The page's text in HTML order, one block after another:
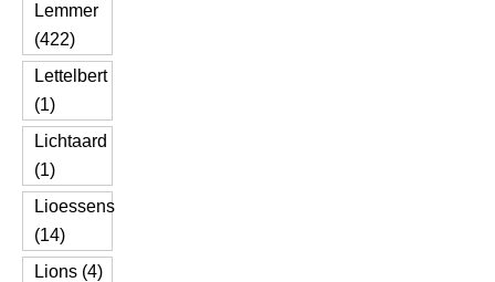
Lemmer
(422)
Lettelbert
(1)
Lichtaard
(1)
Lioessens
(14)
Lions (4)